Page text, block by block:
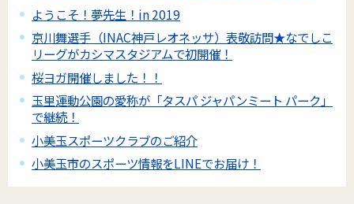
ようこそ！夢先生！in 2019
京川舞選手（INAC神戸レオネッサ）表敬訪問★なでしこ
リーグがカシマスタジアムで初開催！
桜ヨガ開催しました！！
玉里運動公園の愛称が「タスパ ジャパンミート パーク」
で継続！
小美玉スポーツクラブのご紹介
小美玉市のスポーツ情報をLINEでお届け！